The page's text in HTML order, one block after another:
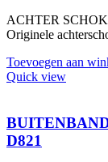
ACHTER
Originele
Toevoegen aan
Quick view
D821